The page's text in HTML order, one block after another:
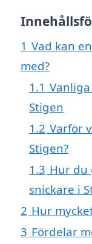
1 Vad kan
med?
1.1
Stigen
1.2 Varför
Stigen?
1.3 Hur du
snickare i
2 Hur
3 Fördelar